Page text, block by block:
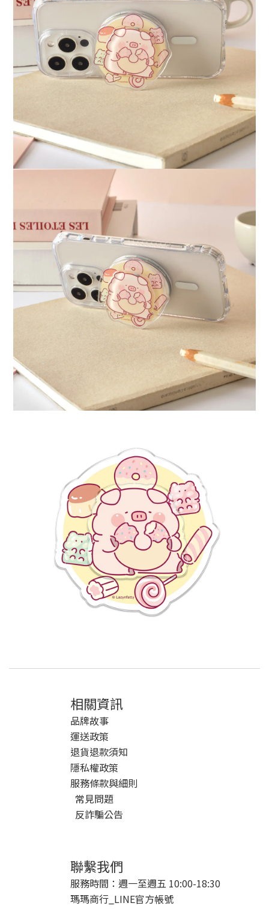
相關資訊
品牌故事
運送政策
退貨退款須知
隱私權政策
服務條款與細則
常見問題
反詐騙公告
聯繫我們
服務時間：週一至週五 10:00-18:30
瑪瑪商行_LINE官方帳號